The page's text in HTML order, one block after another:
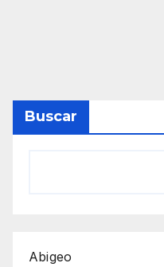
Buscar
Abigeo